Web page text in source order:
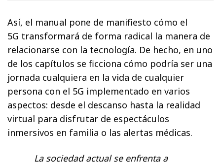
Así, el manual pone de manifiesto cómo el
5G transformará de forma radical la manera de
relacionarse con la tecnología. De hecho, en uno
de los capítulos se ficciona cómo podría ser una
jornada cualquiera en la vida de cualquier
persona con el 5G implementado en varios
aspectos: desde el descanso hasta la realidad
virtual para disfrutar de espectáculos
inmersivos en familia o las alertas médicas.
La sociedad actual se enfrenta a